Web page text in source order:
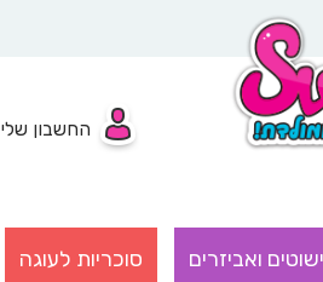
החשבון שלי
ואביזרים סוכריות לעוגה